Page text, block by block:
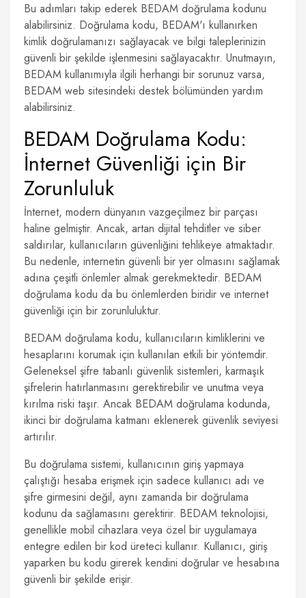
Bu adımları takip ederek BEDAM doğrulama kodunu
alabilirsiniz. Doğrulama kodu, BEDAM'ı kullanırken
kimlik doğrulamanızı sağlayacak ve bilgi taleplerinizin
güvenli bir şekilde işlenmesini sağlayacaktır. Unutmayın,
BEDAM kullanımıyla ilgili herhangi bir sorunuz varsa,
BEDAM web sitesindeki destek bölümünden yardım
alabilirsiniz.
BEDAM Doğrulama Kodu:
İnternet Güvenliği için Bir
Zorunluluk
İnternet, modern dünyanın vazgeçilmez bir parçası
haline gelmiştir. Ancak, artan dijital tehditler ve siber
saldırılar, kullanıcıların güvenliğini tehlikeye atmaktadır.
Bu nedenle, internetin güvenli bir yer olmasını sağlamak
adına çeşitli önlemler almak gerekmektedir. BEDAM
doğrulama kodu da bu önlemlerden biridir ve internet
güvenliği için bir zorunluluktur.
BEDAM doğrulama kodu, kullanıcıların kimliklerini ve
hesaplarını korumak için kullanılan etkili bir yöntemdir.
Geleneksel şifre tabanlı güvenlik sistemleri, karmaşık
şifrelerin hatırlanmasını gerektirebilir ve unutma veya
kırılma riski taşır. Ancak BEDAM doğrulama kodunda,
ikinci bir doğrulama katmanı eklenerek güvenlik seviyesi
artırılır.
Bu doğrulama sistemi, kullanıcının giriş yapmaya
çalıştığı hesaba erişmek için sadece kullanıcı adı ve
şifre girmesini değil, aynı zamanda bir doğrulama
kodunu da sağlamasını gerektirir. BEDAM teknolojisi,
genellikle mobil cihazlara veya özel bir uygulamaya
entegre edilen bir kod üreteci kullanır. Kullanıcı, giriş
yaparken bu kodu girerek kendini doğrular ve hesabına
güvenli bir şekilde erişir.